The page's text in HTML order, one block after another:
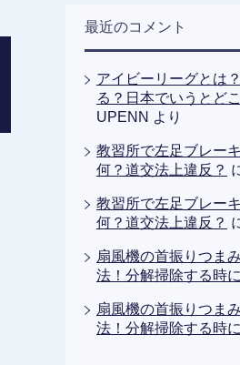
最近のコメント
アイビーリーグとは
る？日本でいうとど
UPENN より
教習所で左足ブレー
何？道交法上違反？
教習所で左足ブレー
何？道交法上違反？
扇風機の首振りつま
法！分解掃除する時に
扇風機の首振りつま
法！分解掃除する時に